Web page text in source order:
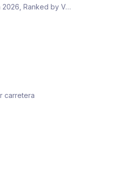
2026, Ranked by V…
carretera